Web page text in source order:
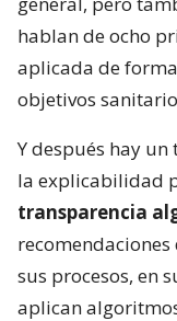
hablan de ocho
aplicada de
objetivos
Y después hay
la explicabilidad
transparencia
sus procesos, en
aplican